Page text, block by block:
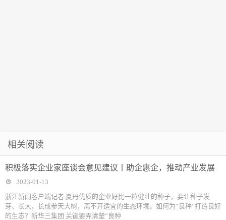
相关阅读
积极落实企业家座谈会意见建议丨助企惠企，推动产业发展
2023-01-13
浙江新闻客户端记者 夏丹优质的企业好比一粒健壮的种子，要让种子发
芽、长大，长成参天大树，离不开适宜的生态环境。如何为“良种”打造良好
的生态？新华三集团 关键要弄清楚“良种